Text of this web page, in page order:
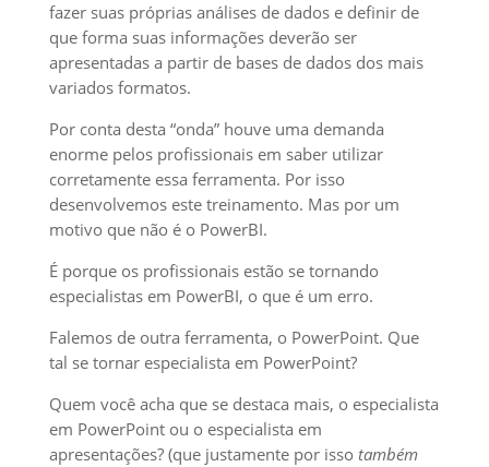
fazer suas próprias análises de dados e definir de
que forma suas informações deverão ser
apresentadas a partir de bases de dados dos mais
variados formatos.
Por conta desta “onda” houve uma demanda
enorme pelos profissionais em saber utilizar
corretamente essa ferramenta. Por isso
desenvolvemos este treinamento. Mas por um
motivo que não é o PowerBI.
É porque os profissionais estão se tornando
especialistas em PowerBI, o que é um erro.
Falemos de outra ferramenta, o PowerPoint. Que
tal se tornar especialista em PowerPoint?
Quem você acha que se destaca mais, o especialista
em PowerPoint ou o especialista em
apresentações? (que justamente por isso também